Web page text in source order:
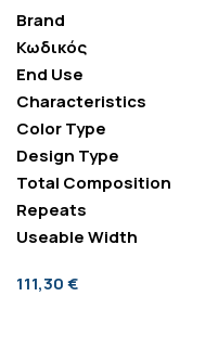
Brand
Κωδικός
End Use
Characteristics
Color Type
Design Type
Total Composition
Repeats
Useable Width
111,30 €